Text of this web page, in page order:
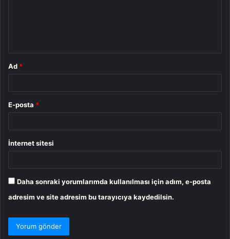
Ad *
E-posta *
İnternet sitesi
Daha sonraki yorumlarımda kullanılması için adım, e-posta
adresim ve site adresim bu tarayıcıya kaydedilsin.